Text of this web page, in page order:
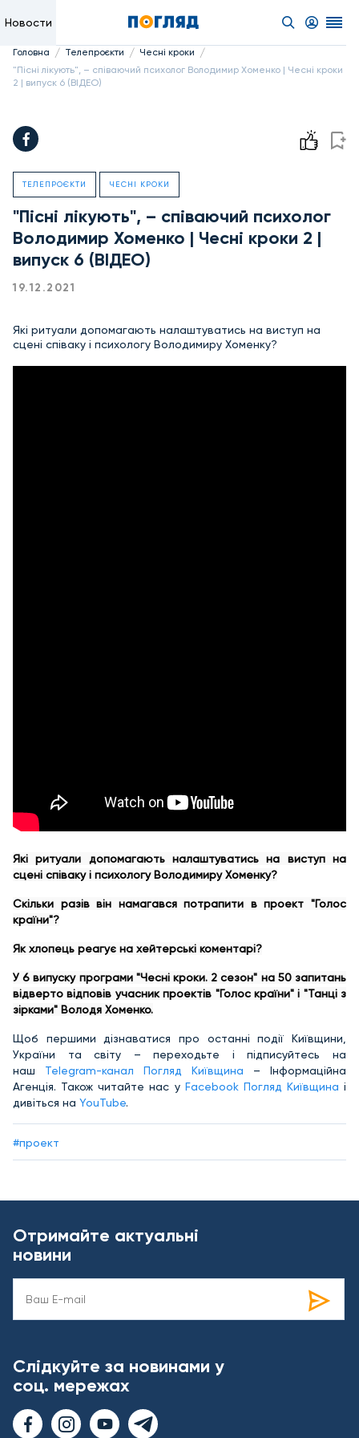
Новости
Головна / Телепроєкти / Чесні кроки /
"Пісні лікують", – співаючий психолог Володимир Хоменко | Чесні кроки
2 | випуск 6 (ВІДЕО)
ТЕЛЕПРОЄКТИ ЧЕСНІ КРОКИ
"Пісні лікують", – співаючий психолог
Володимир Хоменко | Чесні кроки 2 |
випуск 6 (ВІДЕО)
19.12.2021
Які ритуали допомагають налаштуватись на виступ на
сцені співаку і психологу Володимиру Хоменку?
Які ритуали допомагають налаштуватись на виступ на
сцені співаку і психологу Володимиру Хоменку?
Скільки разів він намагався потрапити в проект "Голос
країни"?
Як хлопець реагує на хейтерські коментарі?
У 6 випуску програми "Чесні кроки. 2 сезон" на 50 запитань
відверто відповів учасник проектів "Голос країни" і "Танці з
зірками" Володя Хоменко.
Щоб першими дізнаватися про останні події Київщини,
України та світу – переходьте і підписуйтесь на
наш Telegram-канал Погляд Київщина – Інформаційна
Агенція. Також читайте нас у Facebook Погляд Київщина і
дивіться на YouTube.
#проект
Отримайте актуальні
новини
Слідкуйте за новинами у
соц. мережах